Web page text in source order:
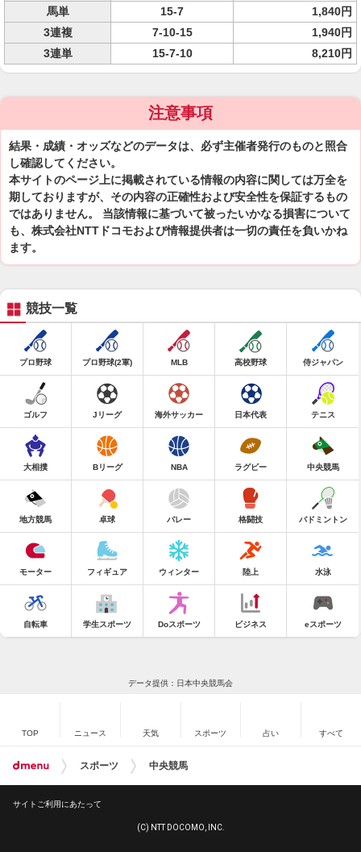
馬単
15-7
1,840円
3連複
7-10-15
1,940円
3連単
15-7-10 8,210円
注意事項
結果・成績・オッズなどのデータは、必ず主催者発行のものと照合
し確認してください。
本サイトのページ上に掲載されている情報の内容に関しては万全を
期しておりますが、その内容の正確性および安全性を保証するもの
ではありません。 当該情報に基づいて被ったいかなる損害について
も、株式会社NTTドコモおよび情報提供者は一切の責任を負いかね
ます。
競技一覧
プロ野球 プロ野球(2軍) MLB 高校野球 侍ジャパン
ゴルフ Jリーグ 海外サッカー 日本代表 テニス
大相撲 Bリーグ NBA ラグビー 中央競馬
地方競馬 卓球 バレー 格闘技 バドミントン
モーター フィギュア ウィンター 陸上 水泳
自転車 学生スポーツ Doスポーツ ビジネス eスポーツ
データ提供：日本中央競馬会
TOP ニュース 天気 スポーツ 占い すべて
スポーツ 中央競馬
サイトご利用にあたって
(C) NTT DOCOMO, INC.